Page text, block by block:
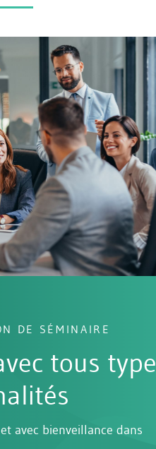
SÉMINAIRE
tous types
bienveillance dans